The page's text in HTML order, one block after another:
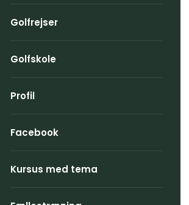
Golfrejser
Golfskole
Profil
Facebook
Kursus med tema